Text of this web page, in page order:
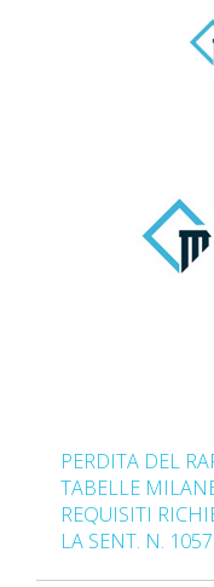
PERDITA DEL
TABELLE
REQUISITI
LA SENT. N.